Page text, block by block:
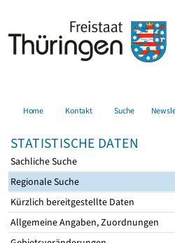
Home Kontakt Suche
STATISTISCHE DATEN
Sachliche Suche
Regionale Suche
Kürzlich bereitgestellte Daten
Allgemeine Angaben, Zuordnungen